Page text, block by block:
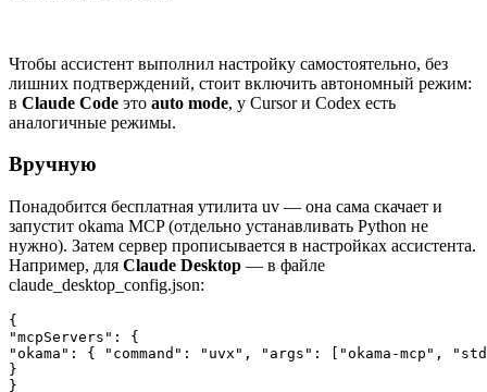
Чтобы ассистент выполнил настройку самостоятельно, без
лишних подтверждений, стоит включить автономный режим:
в Claude Code это auto mode, у Cursor и Codex есть
аналогичные режимы.
Вручную
Понадобится бесплатная утилита uv — она сама скачает и
запустит okama MCP (отдельно устанавливать Python не
нужно). Затем сервер прописывается в настройках ассистента.
Например, для Claude Desktop — в файле
claude_desktop_config.json:
{
"mcpServers": {
"okama": { "command": "uvx", "args": ["okama-mcp",
}
}